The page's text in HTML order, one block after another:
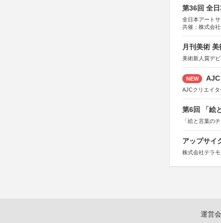
第36回 全
全日本アート
共催：株式会
月刊美術
美術新人賞デ
NEW AJC
AJCクリエイ
第6回 「絵
「絵と言葉の
アップサイ
株式会社テラモ
運営